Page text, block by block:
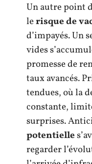
Un autre point
lerisque de
d’impayés. Un
vides
promesse de
taux avancés.
tendues, où la
constante,
surprises.
potentielle
regarder